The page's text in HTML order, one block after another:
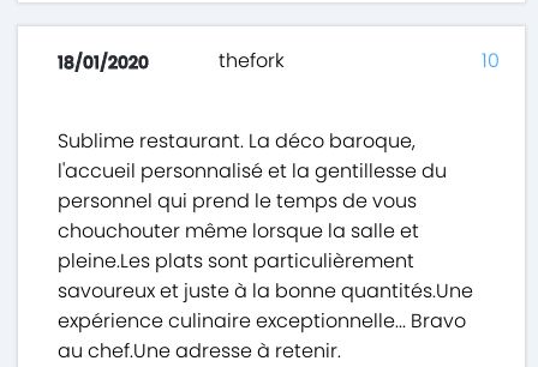
18/01/2020 thefork
Sublime restaurant. La déco baroque,
l'accueil personnalisé et la gentillesse du
personnel qui prend le temps de vous
chouchouter même lorsque la salle et
pleine.Les plats sont particulièrement
savoureux et juste à la bonne quantités.Une
expérience culinaire exceptionnelle... Bravo
au chef.Une adresse à retenir.
10